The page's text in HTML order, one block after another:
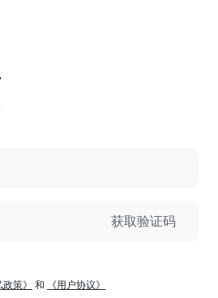
获取验证码
政策》 和 《用户协议》